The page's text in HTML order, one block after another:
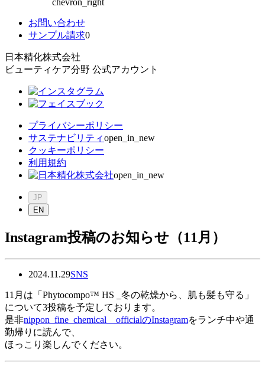
お問い合わせ
サンプル請求0
日本精化株式会社
ビューティケア分野 公式アカウント
プライバシーポリシー
サステナビリティopen_in_new
クッキーポリシー
利用規約
open_in_new
JP
EN
Instagram投稿のお知らせ（11月）
2024.11.29SNS
11月は「Phytocompo™ HS _冬の乾燥から、肌も髪も守る」
について3投稿を予定しております。
是非nippon_fine_chemical__officialのInstagramをランチ中や通
勤帰りに読んで、
ほっこり楽しんでください。